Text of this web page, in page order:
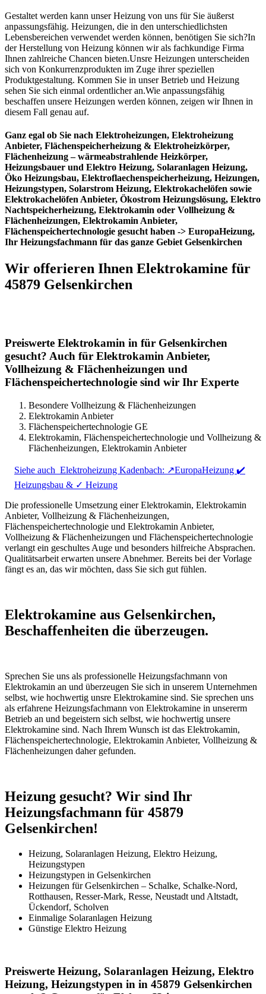
Gestaltet werden kann unser Heizung von uns für Sie äußerst
anpassungsfähig. Heizungen, die in den unterschiedlichsten
Lebensbereichen verwendet werden können, benötigen Sie sich?In
der Herstellung von Heizung können wir als fachkundige Firma
Ihnen zahlreiche Chancen bieten.Unsre Heizungen unterscheiden
sich von Konkurrenzprodukten im Zuge ihrer speziellen
Produktgestaltung. Kommen Sie in unser Betrieb und Heizung
sehen Sie sich einmal ordentlicher an.Wie anpassungsfähig
beschaffen unsere Heizungen werden können, zeigen wir Ihnen in
diesem Fall genau auf.
Ganz egal ob Sie nach Elektroheizungen, Elektroheizung
Anbieter, Flächenspeicherheizung & Elektroheizkörper,
Flächenheizung – wärmeabstrahlende Heizkörper,
Heizungsbauer und Elektro Heizung, Solaranlagen Heizung,
Öko Heizungsbau, Elektroflaechenspeicherheizung, Heizungen,
Heizungstypen, Solarstrom Heizung, Elektrokachelöfen sowie
Elektrokachelöfen Anbieter, Ökostrom Heizungslösung, Elektro
Nachtspeicherheizung, Elektrokamin oder Vollheizung &
Flächenheizungen, Elektrokamin Anbieter,
Flächenspeichertechnologie gesucht haben -> EuropaHeizung,
Ihr Heizungsfachmann für das ganze Gebiet Gelsenkirchen
Wir offerieren Ihnen Elektrokamine für
45879 Gelsenkirchen
Preiswerte Elektrokamin in für Gelsenkirchen
gesucht? Auch für Elektrokamin Anbieter,
Vollheizung & Flächenheizungen und
Flächenspeichertechnologie sind wir Ihr Experte
Besondere Vollheizung & Flächenheizungen
Elektrokamin Anbieter
Flächenspeichertechnologie GE
Elektrokamin, Flächenspeichertechnologie und Vollheizung &
Flächenheizungen, Elektrokamin Anbieter
Siehe auch Elektroheizung Kadenbach: ↗️EuropaHeizung ✔️
Heizungsbau & ✓ Heizung
Die professionelle Umsetzung einer Elektrokamin, Elektrokamin
Anbieter, Vollheizung & Flächenheizungen,
Flächenspeichertechnologie und Elektrokamin Anbieter,
Vollheizung & Flächenheizungen und Flächenspeichertechnologie
verlangt ein geschultes Auge und besonders hilfreiche Absprachen.
Qualitätsarbeit erwarten unsere Abnehmer. Bereits bei der Vorlage
fängt es an, das wir möchten, dass Sie sich gut fühlen.
Elektrokamine aus Gelsenkirchen,
Beschaffenheiten die überzeugen.
Sprechen Sie uns als professionelle Heizungsfachmann von
Elektrokamin an und überzeugen Sie sich in unserem Unternehmen
selbst, wie hochwertig unsre Elektrokamine sind. Sie sprechen uns
als erfahrene Heizungsfachmann von Elektrokamine in unsererm
Betrieb an und begeistern sich selbst, wie hochwertig unsere
Elektrokamine sind. Nach Ihrem Wunsch ist das Elektrokamin,
Flächenspeichertechnologie, Elektrokamin Anbieter, Vollheizung &
Flächenheizungen daher gefunden.
Heizung gesucht? Wir sind Ihr
Heizungsfachmann für 45879
Gelsenkirchen!
Heizung, Solaranlagen Heizung, Elektro Heizung,
Heizungstypen
Heizungstypen in Gelsenkirchen
Heizungen für Gelsenkirchen – Schalke, Schalke-Nord,
Rotthausen, Resser-Mark, Resse, Neustadt und Altstadt,
Ückendorf, Scholven
Einmalige Solaranlagen Heizung
Günstige Elektro Heizung
Preiswerte Heizung, Solaranlagen Heizung, Elektro
Heizung, Heizungstypen in in 45879 Gelsenkirchen